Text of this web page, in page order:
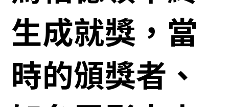
生成就獎，當
時的頒獎者、